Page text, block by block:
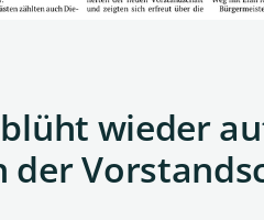
wieder
der